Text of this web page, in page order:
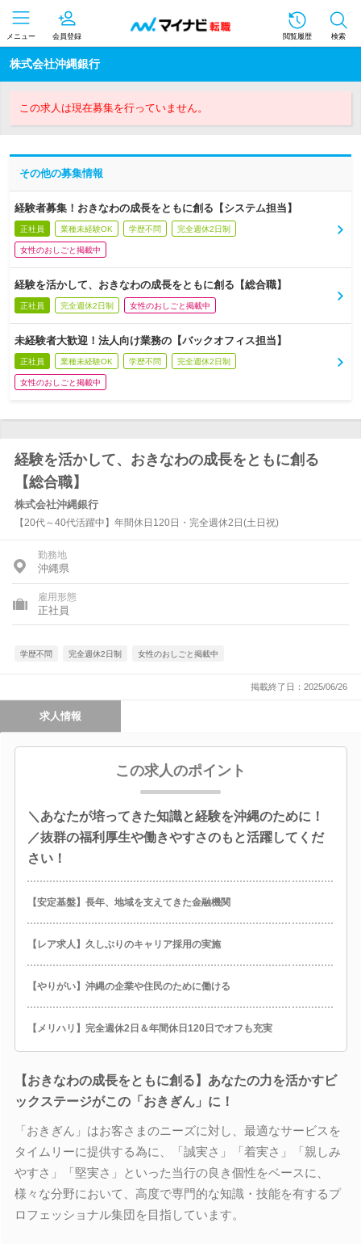
メニュー 会員登録 閲覧履歴 検索
株式会社沖縄銀行
この求人は現在募集を行っていません。
その他の募集情報
経験者募集！おきなわの成長をともに創る【システム担当】
正社員 業種未経験OK 学歴不問 完全週休2日制
女性のおしごと掲載中
経験を活かして、おきなわの成長をともに創る【総合職】
正社員 完全週休2日制 女性のおしごと掲載中
未経験者大歓迎！法人向け業務の【バックオフィス担当】
正社員 業種未経験OK 学歴不問 完全週休2日制
女性のおしごと掲載中
経験を活かして、おきなわの成長をともに創る
【総合職】
株式会社沖縄銀行
【20代～40代活躍中】年間休日120日・完全週休2日(土日祝)
勤務地
沖縄県
雇用形態
正社員
学歴不問 完全週休2日制 女性のおしごと掲載中
掲載終了日：2025/06/26
求人情報
この求人のポイント
＼あなたが培ってきた知識と経験を沖縄のために！
／抜群の福利厚生や働きやすさのもと活躍してくだ
さい！
【安定基盤】長年、地域を支えてきた金融機関
【レア求人】久しぶりのキャリア採用の実施
【やりがい】沖縄の企業や住民のために働ける
【メリハリ】完全週休2日＆年間休日120日でオフも充実
【おきなわの成長をともに創る】あなたの力を活かすビ
ックステージがこの「おきぎん」に！
「おきぎん」はお客さまのニーズに対し、最適なサービスを
タイムリーに提供する為に、「誠実さ」「着実さ」「親しみ
やすさ」「堅実さ」といった当行の良き個性をベースに、
様々な分野において、高度で専門的な知識・技能を有するプ
ロフェッショナル集団を目指しています。